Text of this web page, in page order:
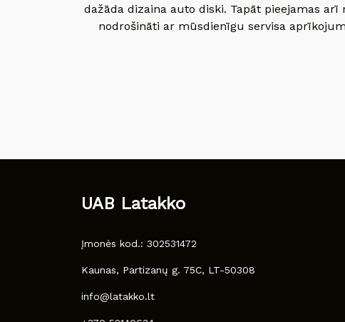
dažāda dizaina auto diski. Tapāt pieejamas
nodrošināti ar mūsdienīgu servisa
UAB Latakko
Įmonės kod.: 302531472
Kaunas, Partizanų g. 75C, LT-50308
info@latakko.lt